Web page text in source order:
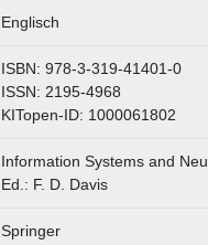
Englisch
ISBN: 978-3-319-41401-0
ISSN: 2195-4968
KITopen-ID: 1000061802
Information Systems and
Ed.: F. D. Davis
Springer